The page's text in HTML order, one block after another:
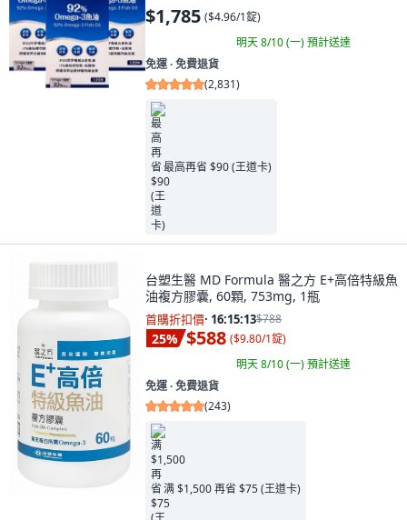
$1,785 ($4.96/1錠)
明天 8/10 (一)預計送達
免運 ∙ 免費退貨
(2,831)
最高再省 $90 (王道卡)
台塑生醫 MD Formula 醫之方 E+高倍特級魚
油複方膠囊, 60顆, 753mg, 1瓶
首購折扣價· 16:15:11$788
25% $588 ($9.80/1錠)
明天 8/10 (一)預計送達
免運 ∙ 免費退貨
(243)
满 $1,500 再省 $75 (王道卡)